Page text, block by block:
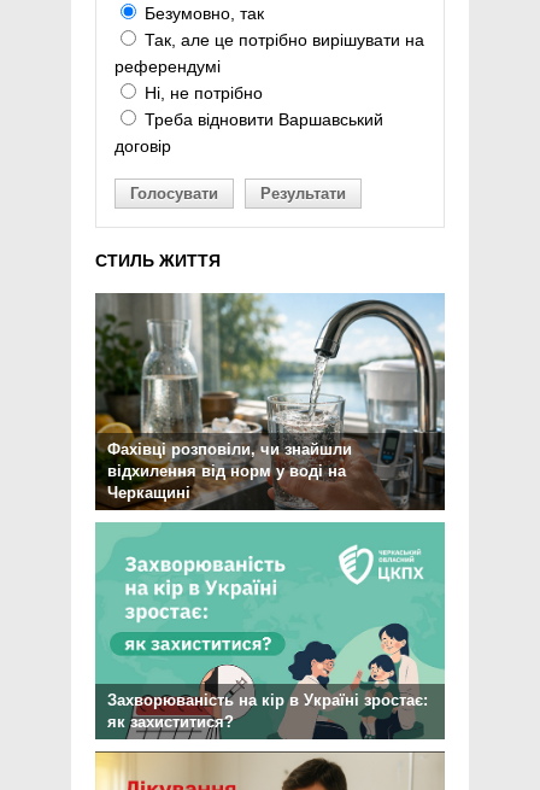
Безумовно, так
Так, але це потрібно вирішувати на
референдумі
Ні, не потрібно
Треба відновити Варшавський
договір
Голосувати Результати
СТИЛЬ ЖИТТЯ
Фахівці розповіли, чи знайшли
відхилення від норм у воді на
Черкащині
Захворюваність на кір в Україні зростає:
як захиститися?